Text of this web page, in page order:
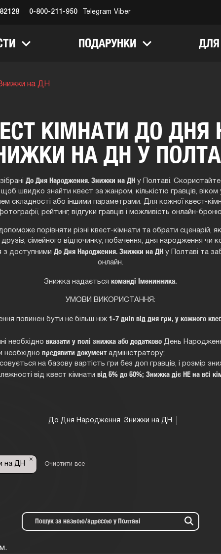
0-800-211-950 Telegram Viber
ПОДАРУНКИ ДЛЯ
на ДН
КІМНАТИ ДО
НА ДН У
До Дня Народження. Знижки на ДН у Полтаві.
щоб швидко знайти квест за жанром, кількістю гравців, віком
складності або іншими параметрами. Для кожної квест-
рейтинг, відгуки гравців і можливість онлайн-
порівняти різні квест-кімнати та обрати сценарій,
друзів, сімейного відпочинку, побачення, дня народження чи
з доступними До Дня Народження. Знижки на ДН у Полтаві та
онлайн.
Знижка надається команді Іменинника.
УМОВИ ВИКОРИСТАННЯ:
повинен бути не більш ніж1-7 днів від дня гри, у кожного
необхідновказати у полі знижка або додатково День
необхіднопредявити документадмiнiстратору;
на базову вартість гри без доп гравців, і розмір
від квест кімнативід 5% до 50%; Знижка діє НЕ на всі
До Дня Народження. Знижки на ДН
на ДН
×
Очистити все